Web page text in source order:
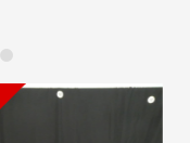
S
L
D
O
U
6